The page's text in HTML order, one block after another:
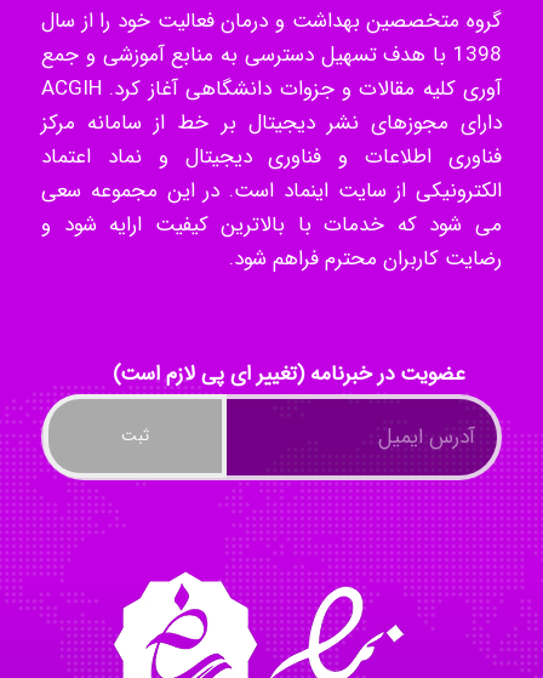
Tavan
akhtar shahsavandi
kimiya zirakpoor
Nazaninkarkon
Omid
Mehrab
گروه متخصصین بهداشت و درمان فعالیت خود را از سال
1398 با هدف تسهیل دسترسی به منابع آموزشی و جمع
آوری کلیه مقالات و جزوات دانشگاهی آغاز کرد. ACGIH
دارای مجوزهای نشر دیجیتال بر خط از سامانه مرکز
فناوری اطلاعات و فناوری دیجیتال و نماد اعتماد
الکترونیکی از سایت اینماد است. در این مجموعه سعی
می شود که خدمات با بالاترین کیفیت ارایه شود و
رضایت کاربران محترم فراهم شود.
عضویت در خبرنامه (تغییر ای پی لازم است)